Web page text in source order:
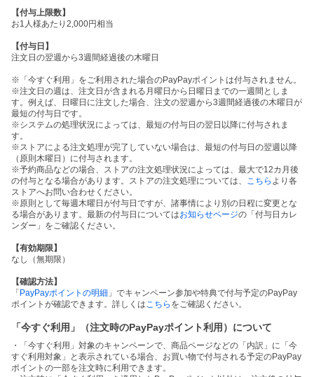
【付与上限数】
お1人様あたり2,000円相当
【付与日】
注文日の翌週から3週間経過後の木曜日
※「今すぐ利用」をご利用された場合のPayPayポイントは付与されません。
※注文日の週は、注文日が含まれる月曜日から日曜日までの一週間としま
す。例えば、日曜日に注文した場合、注文の翌週から3週間経過後の木曜日が
最短の付与日です。
※システムの処理状況によっては、最短の付与日の翌日以降に付与されま
す。
※ストアによる注文処理が完了していない場合は、最短の付与日の翌週以降
（原則木曜日）に付与されます。
※予約商品などの場合、ストアの注文処理状況によっては、最大で12カ月後
の付与となる場合があります。ストアの注文処理については、
こちら より各
ストアへお問い合わせください。
※原則として毎週木曜日が付与日ですが、諸事情により別の日程に変更とな
る場合があります。最新の付与日についてはお知らせページの「付与日カレ
ンダー」をご確認ください。
【有効期限】
なし（無期限）
【確認方法】
「PayPayポイントの明細 」でキャンペーン参加や特典で付与予定のPayPay
ポイントが確認できます。詳しくは こちら をご確認ください。
「今すぐ利用」（注文時のPayPayポイント利用）について
・「今すぐ利用」対象のキャンペーンで、商品ページなどの「内訳」に「今
すぐ利用対象」と表示されている場合、お買い物で付与される予定のPayPay
ポイントの一部を注文時に利用できます。